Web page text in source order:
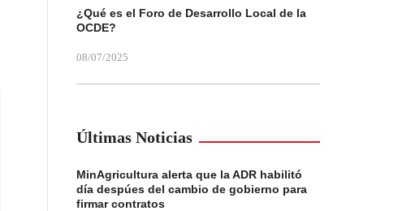
¿Qué es el Foro de Desarrollo Local de la
OCDE?
08/07/2025
Últimas Noticias
MinAgricultura alerta que la ADR habilitó
día despúes del cambio de gobierno para
firmar contratos